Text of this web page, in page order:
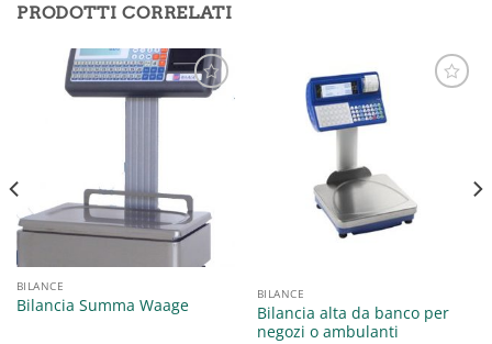
PRODOTTI CORRELATI
BILANCE
Bilancia Summa Waage
BILANCE
Bilancia alta da banco per
negozi o ambulanti